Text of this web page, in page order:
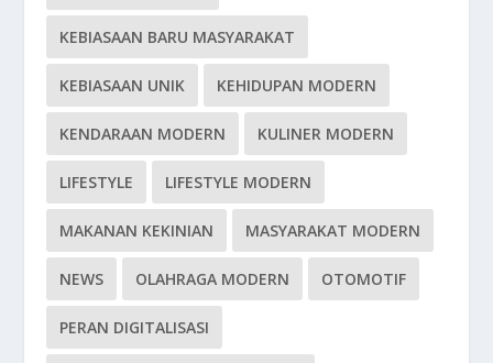
KEBIASAAN BARU MASYARAKAT
KEBIASAAN UNIK KEHIDUPAN MODERN
KENDARAAN MODERN KULINER MODERN
LIFESTYLE LIFESTYLE MODERN
MAKANAN KEKINIAN MASYARAKAT MODERN
NEWS OLAHRAGA MODERN OTOMOTIF
PERAN DIGITALISASI